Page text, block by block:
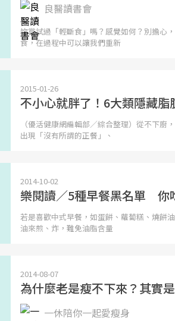
良醫讀書會
妳嘗試過「輕斷食」嗎？感覺如何？別擔心
食，在過程中可以讓我們重新
2015-01-26
不小心就胖了！6大類隱藏脂
（優活健康網編輯部／綜合整理）從不下廚
出現「沒有所謂的正餐」、
2014-10-02
樂閱讀／5種早餐黑名單 你
若是喜歡中式早餐，如蛋餅、蘿蔔糕、燒餅
油來煎、炸，難免油脂含量
2014-08-07
為什麼老是瘦不下來？其實
一休陪你一起愛瘦身